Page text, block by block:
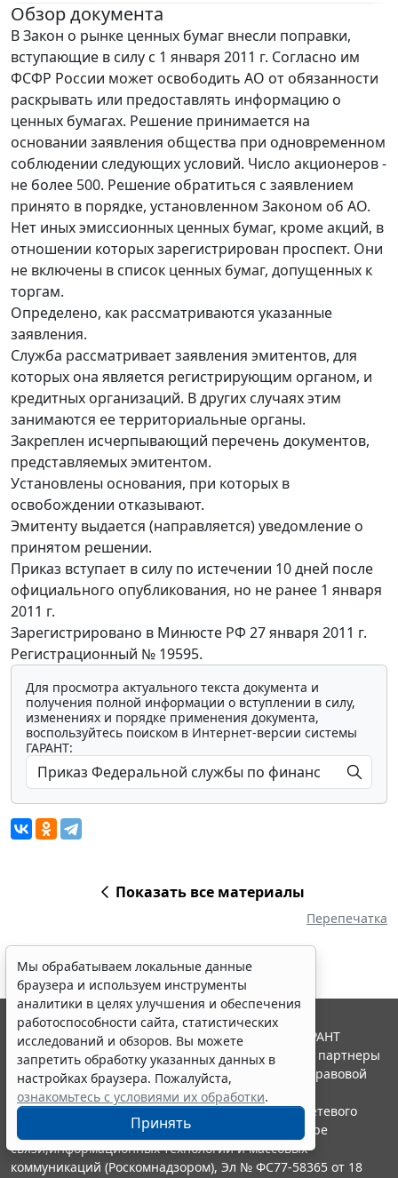
Обзор документа
В Закон о рынке ценных бумаг внесли поправки,
вступающие в силу с 1 января 2011 г. Согласно им
ФСФР России может освободить АО от обязанности
раскрывать или предоставлять информацию о
ценных бумагах. Решение принимается на
основании заявления общества при одновременном
соблюдении следующих условий. Число акционеров -
не более 500. Решение обратиться с заявлением
принято в порядке, установленном Законом об АО.
Нет иных эмиссионных ценных бумаг, кроме акций, в
отношении которых зарегистрирован проспект. Они
не включены в список ценных бумаг, допущенных к
торгам.
Определено, как рассматриваются указанные
заявления.
Служба рассматривает заявления эмитентов, для
которых она является регистрирующим органом, и
кредитных организаций. В других случаях этим
занимаются ее территориальные органы.
Закреплен исчерпывающий перечень документов,
представляемых эмитентом.
Установлены основания, при которых в
освобождении отказывают.
Эмитенту выдается (направляется) уведомление о
принятом решении.
Приказ вступает в силу по истечении 10 дней после
официального опубликования, но не ранее 1 января
2011 г.
Зарегистрировано в Минюсте РФ 27 января 2011 г.
Регистрационный № 19595.
Для просмотра актуального текста документа и
получения полной информации о вступлении в силу,
изменениях и порядке применения документа,
воспользуйтесь поиском в Интернет-версии системы
ГАРАНТ:
Показать все материалы
Перепечатка
Мы обрабатываем локальные данные
браузера и используем инструменты
аналитики в целях улучшения и обеспечения
работоспособности сайта, статистических
исследований и обзоров. Вы можете
запретить обработку указанных данных в
настройках браузера. Пожалуйста,
ознакомьтесь с условиями их обработки.
Принять
© ООО "НПП "ГАРАНТ-СЕРВИС", 2026. Система ГАРАНТ
выпускается с 1990 года. Компания "Гарант" и ее партнеры
являются участниками Российской ассоциации правовой
информации ГАРАНТ.
Портал ГАРАНТ.РУ зарегистрирован в качестве сетевого
издания Федеральной службой по надзору в сфере
связи,информационных технологий и массовых
коммуникаций (Роскомнадзором), Эл № ФС77-58365 от 18